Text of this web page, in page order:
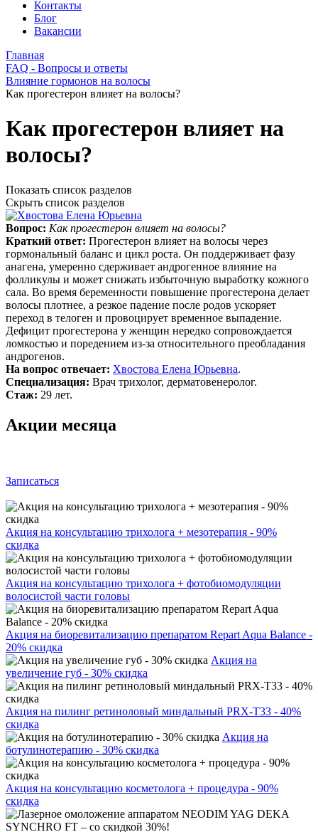
Контакты
Блог
Вакансии
Главная
FAQ - Вопросы и ответы
Влияние гормонов на волосы
Как прогестерон влияет на волосы?
Как прогестерон влияет на
волосы?
Показать список разделов
Скрыть список разделов
Вопрос: Как прогестерон влияет на волосы?
Краткий ответ: Прогестерон влияет на волосы через
гормональный баланс и цикл роста. Он поддерживает фазу
анагена, умеренно сдерживает андрогенное влияние на
фолликулы и может снижать избыточную выработку кожного
сала. Во время беременности повышение прогестерона делает
волосы плотнее, а резкое падение после родов ускоряет
переход в телоген и провоцирует временное выпадение.
Дефицит прогестерона у женщин нередко сопровождается
ломкостью и поредением из‑за относительного преобладания
андрогенов.
На вопрос отвечает: Хвостова Елена Юрьевна.
Специализация: Врач трихолог, дерматовенеролог.
Стаж: 29 лет.
Акции месяца
Записаться
Акция на консультацию трихолога + мезотерапия - 90%
скидка
Акция на консультацию трихолога + фотобиомодуляции
волосистой части головы
Акция на биоревитализацию препаратом Repart Aqua Balance -
20% скидка
Акция на
увеличение губ - 30% скидка
Акция на пилинг ретиноловый миндальный PRX-T33 - 40%
скидка
Акция на
ботулинотерапию - 30% скидка
Акция на консультацию косметолога + процедура - 90%
скидка